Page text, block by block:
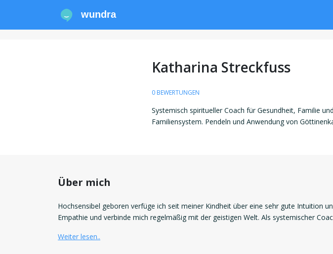
wundra
Katharina Streckfuss
0 BEWERTUNGEN
Systemisch spiritueller Coach für Gesundheit, Familie
Familiensystem. Pendeln und Anwendung von
Über mich
Hochsensibel geboren verfüge ich seit meiner Kindheit über eine sehr gute Intuition
Empathie und verbinde mich regelmäßig mit der geistigen Welt. Als systemischer
Weiter lesen..